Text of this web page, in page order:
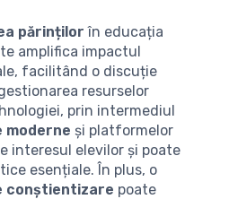
părinților în educația
amplifica impactul
facilitând o discuție
resurselor
prin intermediul
moderne și platformelor
interesul elevilor și poate
esențiale. În plus, o
conștientizare poate